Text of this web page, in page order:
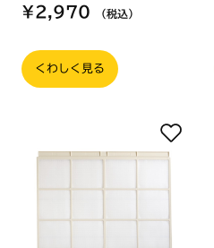
¥2,970 （税込）
くわしく見る